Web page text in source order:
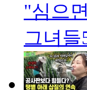
"심으
그녀들